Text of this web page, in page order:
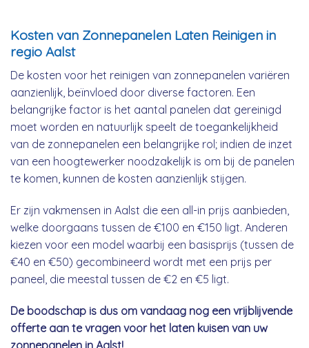
Kosten van Zonnepanelen Laten Reinigen in
regio Aalst
De kosten voor het reinigen van zonnepanelen variëren
aanzienlijk, beïnvloed door diverse factoren. Een
belangrijke factor is het aantal panelen dat gereinigd
moet worden en natuurlijk speelt de toegankelijkheid
van de zonnepanelen een belangrijke rol; indien de inzet
van een hoogtewerker noodzakelijk is om bij de panelen
te komen, kunnen de kosten aanzienlijk stijgen.
Er zijn vakmensen in Aalst die een all-in prijs aanbieden,
welke doorgaans tussen de €100 en €150 ligt. Anderen
kiezen voor een model waarbij een basisprijs (tussen de
€40 en €50) gecombineerd wordt met een prijs per
paneel, die meestal tussen de €2 en €5 ligt.
De boodschap is dus om vandaag nog een vrijblijvende
offerte aan te vragen voor het laten kuisen van uw
zonnepanelen in Aalst!